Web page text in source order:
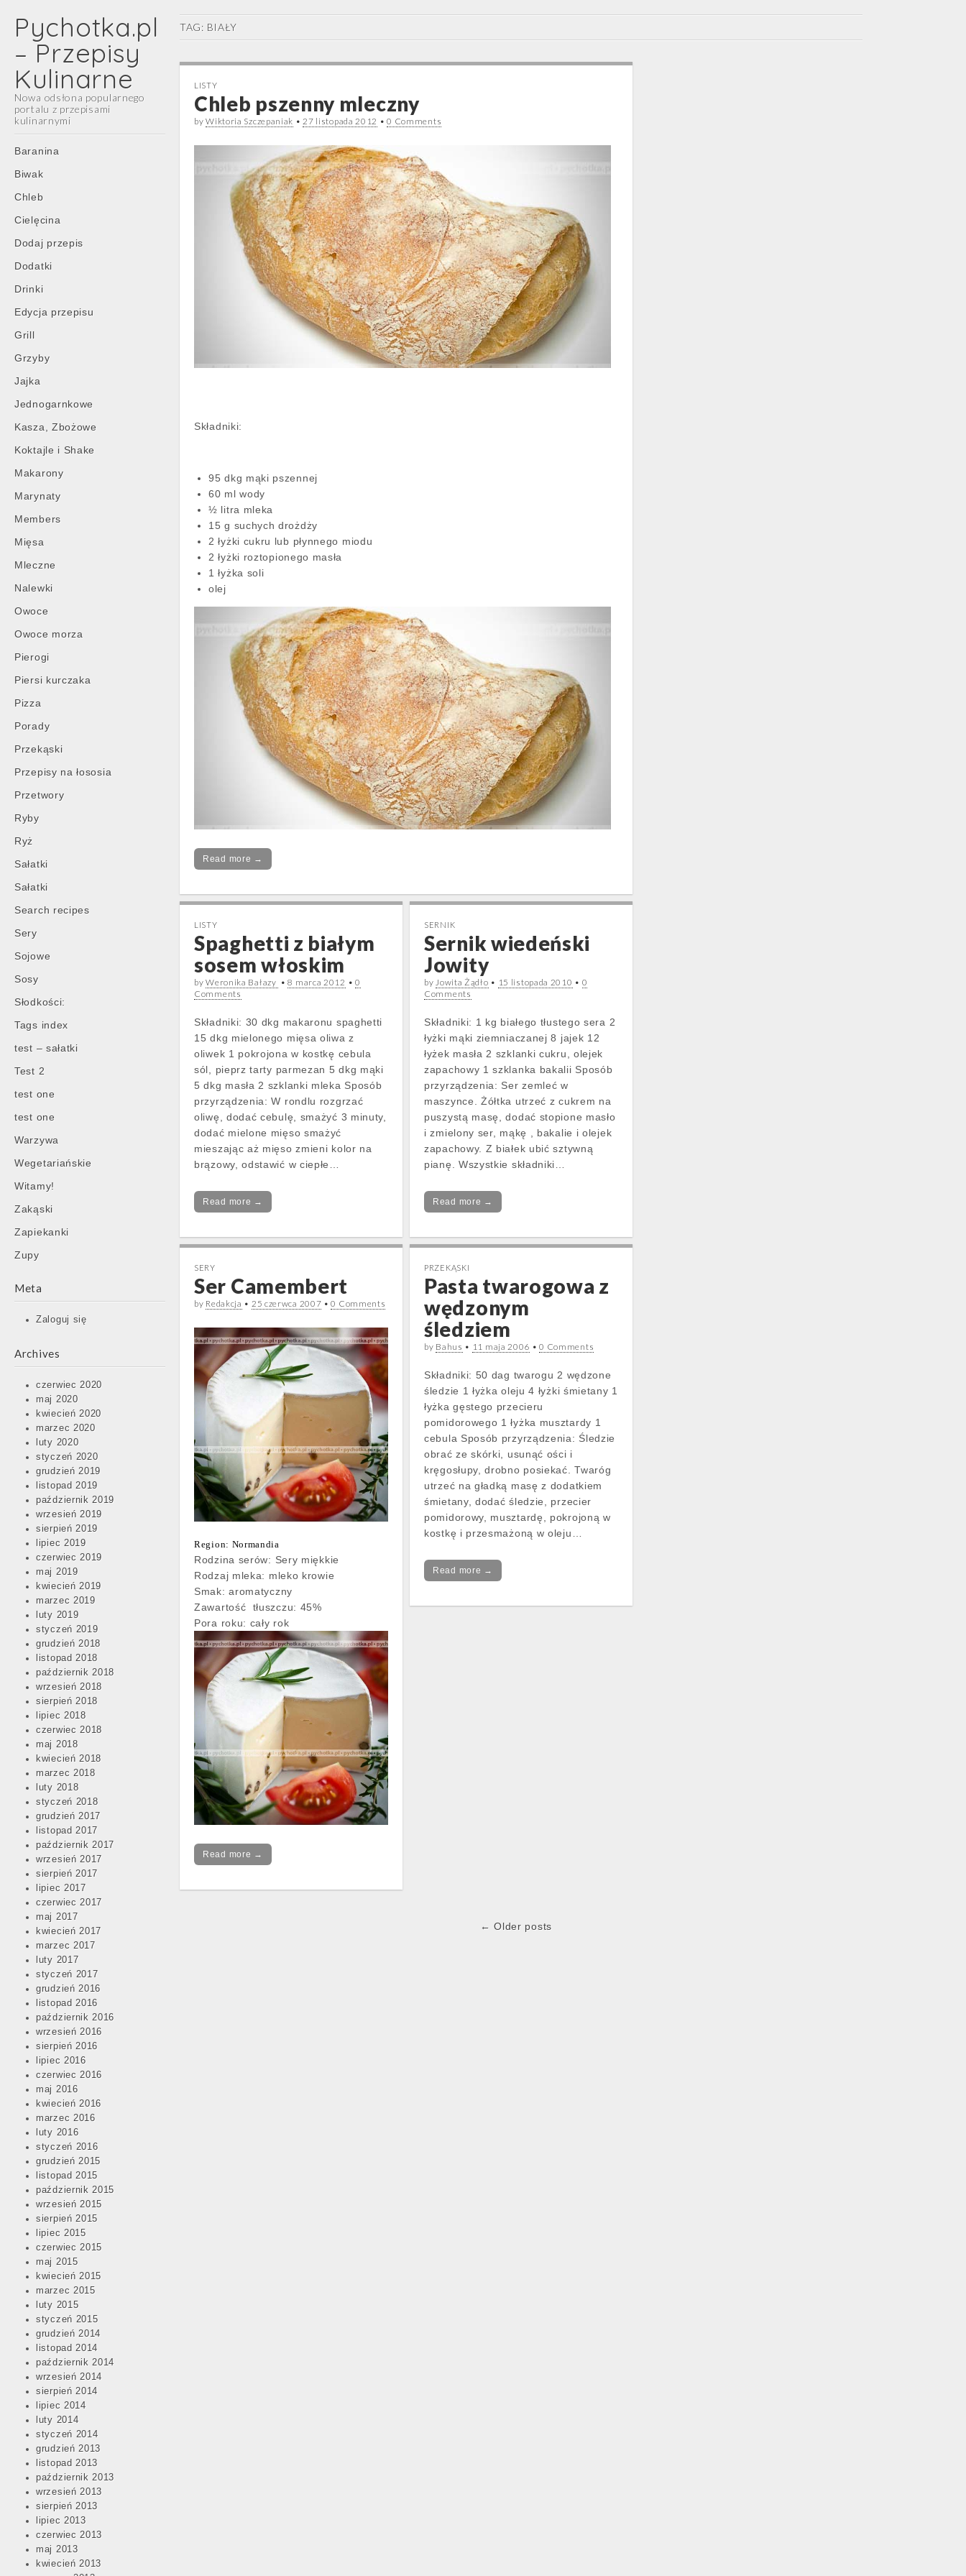
Pychotka.pl
– Przepisy
Kulinarne
Nowa odsłona popularnego
portalu z przepisami
kulinarnymi
Main
menu
Skip
content
Baranina
Biwak
Chleb
Cielęcina
Dodaj przepis
Dodatki
Drinki
Edycja przepisu
Grill
Grzyby
Jajka
Jednogarnkowe
Kasza, Zbożowe
Koktajle i Shake
Makarony
Marynaty
Members
Mięsa
Mleczne
Nalewki
Owoce
Owoce morza
Pierogi
Piersi kurczaka
Pizza
Porady
Przekąski
Przepisy na łososia
Przetwory
Ryby
Ryż
Sałatki
Sałatki
Search recipes
Sery
Sojowe
Sosy
Słodkości:
Tags index
test – sałatki
Test 2
test one
test one
Warzywa
Wegetariańskie
Witamy!
Zakąski
Zapiekanki
Zupy
Meta
Zaloguj się
Archives
czerwiec 2020
maj 2020
kwiecień 2020
marzec 2020
luty 2020
styczeń 2020
grudzień 2019
listopad 2019
październik 2019
wrzesień 2019
sierpień 2019
lipiec 2019
czerwiec 2019
maj 2019
kwiecień 2019
marzec 2019
luty 2019
styczeń 2019
grudzień 2018
listopad 2018
październik 2018
wrzesień 2018
sierpień 2018
lipiec 2018
czerwiec 2018
maj 2018
kwiecień 2018
marzec 2018
luty 2018
styczeń 2018
grudzień 2017
listopad 2017
październik 2017
wrzesień 2017
sierpień 2017
lipiec 2017
czerwiec 2017
maj 2017
kwiecień 2017
marzec 2017
luty 2017
styczeń 2017
grudzień 2016
listopad 2016
październik 2016
wrzesień 2016
sierpień 2016
lipiec 2016
czerwiec 2016
maj 2016
kwiecień 2016
marzec 2016
luty 2016
styczeń 2016
grudzień 2015
listopad 2015
październik 2015
wrzesień 2015
sierpień 2015
lipiec 2015
czerwiec 2015
maj 2015
kwiecień 2015
marzec 2015
luty 2015
styczeń 2015
grudzień 2014
listopad 2014
październik 2014
wrzesień 2014
sierpień 2014
lipiec 2014
luty 2014
styczeń 2014
grudzień 2013
listopad 2013
październik 2013
wrzesień 2013
sierpień 2013
lipiec 2013
czerwiec 2013
maj 2013
kwiecień 2013
TAG: BIAŁY
LISTY
Chleb pszenny mleczny
byWiktoria Szczepaniak •27 listopada 2012 •0 Comments
Składniki:
95 dkg mąki pszennej
60 ml wody
½ litra mleka
15 g suchych drożdży
2 łyżki cukru lub płynnego miodu
2 łyżki roztopionego masła
1 łyżka soli
olej
Read more →
LISTY
Spaghetti z białym
sosem włoskim
byWeronika Bałazy •8 marca 2012 • 0
Comments
Składniki: 30 dkg makaronu spaghetti
15 dkg mielonego mięsa oliwa z
oliwek 1 pokrojona w kostkę cebula
sól, pieprz tarty parmezan 5 dkg mąki
5 dkg masła 2 szklanki mleka Sposób
przyrządzenia: W rondlu rozgrzać
oliwę, dodać cebulę, smażyć 3 minuty,
dodać mielone mięso smażyć
mieszając aż mięso zmieni kolor na
brązowy, odstawić w ciepłe…
Read more →
SERNIK
Sernik wiedeński
Jowity
byJowita Żądło • 15 listopada 2010 • 0
Comments
Składniki: 1 kg białego tłustego sera 2
łyżki mąki ziemniaczanej 8 jajek 12
łyżek masła 2 szklanki cukru, olejek
zapachowy 1 szklanka bakalii Sposób
przyrządzenia: Ser zemleć w
maszynce. Żółtka utrzeć z cukrem na
puszystą masę, dodać stopione masło
i zmielony ser, mąkę , bakalie i olejek
zapachowy. Z białek ubić sztywną
pianę. Wszystkie składniki…
Read more →
SERY
Ser Camembert
by Redakcja • 25 czerwca 2007 •0 Comments
Region: Normandia
Rodzina serów: Sery miękkie
Rodzaj mleka: mleko krowie
Smak: aromatyczny
Zawartość tłuszczu: 45%
Pora roku: cały rok
Read more →
PRZEKĄSKI
Pasta twarogowa z
wędzonym
śledziem
by Bahus • 11 maja 2006 •0 Comments
Składniki: 50 dag twarogu 2 wędzone
śledzie 1 łyżka oleju 4 łyżki śmietany 1
łyżka gęstego przecieru
pomidorowego 1 łyżka musztardy 1
cebula Sposób przyrządzenia: Śledzie
obrać ze skórki, usunąć ości i
kręgosłupy, drobno posiekać. Twaróg
utrzeć na gładką masę z dodatkiem
śmietany, dodać śledzie, przecier
pomidorowy, musztardę, pokrojoną w
kostkę i przesmażoną w oleju…
Read more →
← Older posts